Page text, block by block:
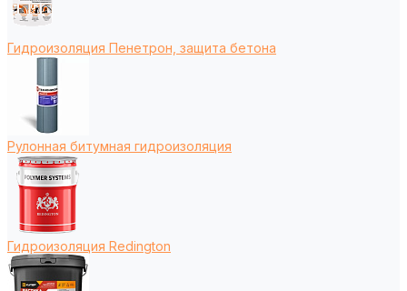
Гидроизоляция Пенетрон, защита бетона
Рулонная битумная гидроизоляция
Гидроизоляция Redington